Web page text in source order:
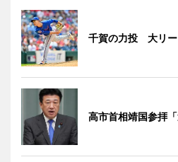
千賀の力投 大リ
高市首相靖国参拝「